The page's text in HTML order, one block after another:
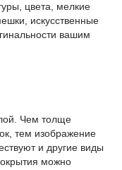
цвета, мелкие
искусственные
вашим
Чем толще
тем изображение
и другие виды
можно